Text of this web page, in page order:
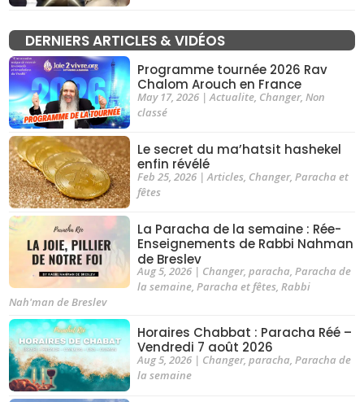
DERNIERS ARTICLES & VIDÉOS
Programme tournée 2026 Rav
Chalom Arouch en France
May 17, 2026|Actualite, Changer, Non
classé
Le secret du ma’hatsit hashekel
enfin révélé
Feb 25, 2026|Articles, Changer, Paracha et
fêtes
La Paracha de la semaine : Rée-
Enseignements de Rabbi Nahman
de Breslev
Aug 5, 2026| Changer, paracha, Paracha de
la semaine, Paracha et fêtes, Rabbi
Nah'man de Breslev
Horaires Chabbat : Paracha Réé –
Vendredi 7 août 2026
Aug 5, 2026| Changer, paracha, Paracha de
la semaine